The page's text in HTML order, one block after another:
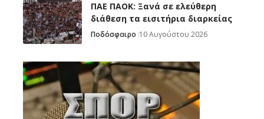
ΠΑΕ ΠΑΟΚ: Ξανά σε ελεύθερη
διάθεση τα εισιτήρια διαρκείας
Ποδόσφαιρο 10 Αυγούστου 2026